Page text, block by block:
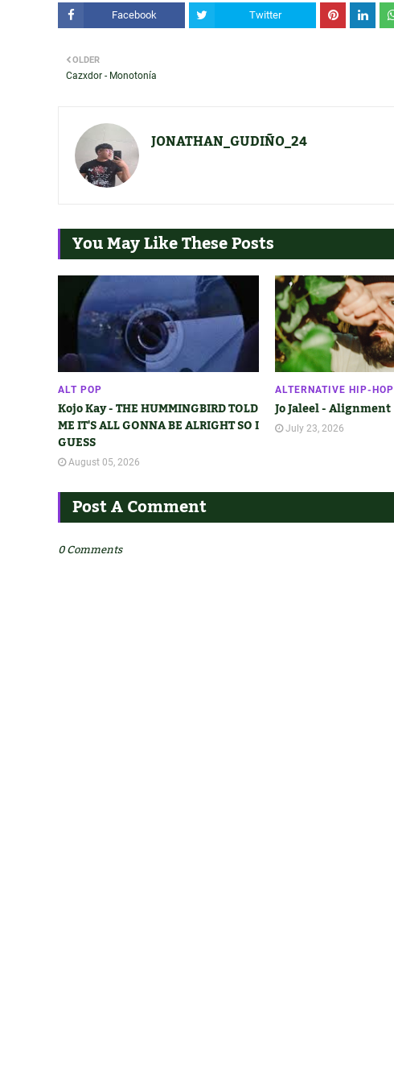
Facebook Twitter
OLDER
Cazxdor - Monotonía
JONATHAN_GUDIÑO_24
You May Like These Posts
ALT POP
Kojo Kay - THE HUMMINGBIRD TOLD
ME IT'S ALL GONNA BE ALRIGHT SO I
GUESS
August 05, 2026
ALTERNATIVE HIP-HOP
Jo Jaleel - Alignment
July 23, 2026
Post A Comment
0 Comments